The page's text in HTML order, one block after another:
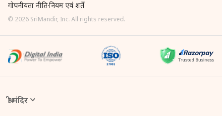
गोपनीयता नीति·नियम एवं शर्तें
© 2026 SriMandir, Inc. All rights reserved.
श्री मंदिर